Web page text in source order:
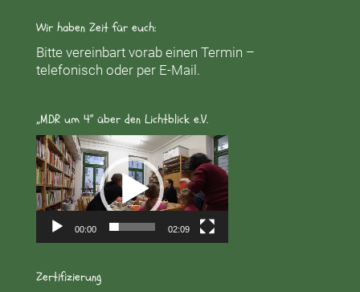
Wir haben Zeit für euch:
Bitte vereinbart vorab einen Termin –
telefonisch oder per E-Mail.
„MDR um 4“ über den Lichtblick e.V.
Video-
Player
00:00 02:09
Zertifizierung